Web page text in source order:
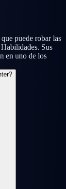
puede robar las
Sus
en uno de los